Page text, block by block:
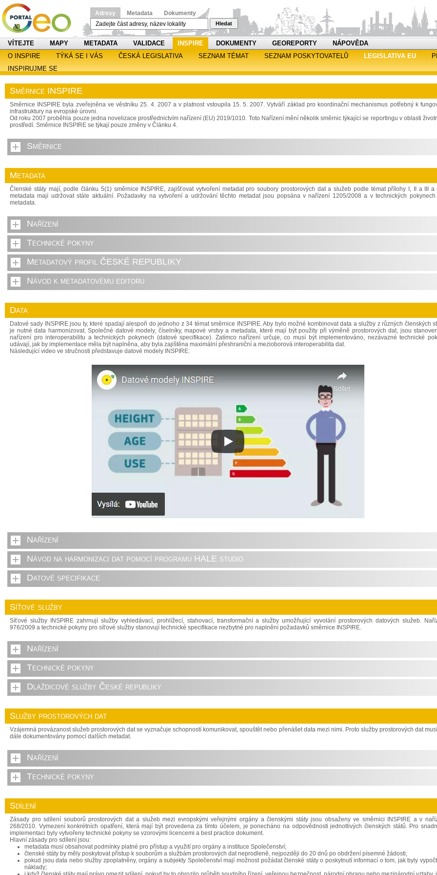
Adresy Metadata Dokumenty
Hledat
VÍTEJTE MAPY METADATA VALIDACE INSPIRE DOKUMENTY GEOREPORTY
NÁPOVĚDA
O INSPIRE
TÝKÁ SE I VÁS ČESKÁ LEGISLATIVA SEZNAM TÉMAT SEZNAM POSKYTOVATELŮ LEGISLATIVA EU
INSPIRUJME SE
Směrnice INSPIRE
Směrnice INSPIRE byla zveřejněna ve věstníku 25. 4. 2007 a v platnost vstoupila 15. 5. 2007. Vytváří základ pro koordinační mechanismus potřebný k
infrastruktury na evropské úrovni.
Od roku 2007 proběhla pouze jedna novelizace prostřednictvím nařízení (EU) 2019/1010. Toto Nařízení mění několik směrnic týkající se reportingu v oblasti
prostředí. Směrnice INSPIRE se týkají pouze změny v Článku 4.
Směrnice
Metadata
Členské státy mají, podle článku 5(1) směrnice INSPIRE, zajišťovat vytvoření metadat pro soubory prostorových dat a služeb podle témat přílohy I, II a III a
metadata mají udržovat stále aktuální. Požadavky na vytvoření a udržování těchto metadat jsou popsána v nařízení 1205/2008 a v technických
metadata.
Nařízení
Technické pokyny
Metadatový profil ČESKÉ REPUBLIKY
Návod k metadatovému editoru
Data
Datové sady INSPIRE jsou ty, které spadají alespoň do jednoho z 34 témat směrnice INSPIRE. Aby bylo možné kombinovat data a služby z různých členských
je nutné data harmonizovat. Společné datové modely, číselníky, mapové vrstvy a metadata, které mají být použity při výměně prostorových dat, jsou
nařízení pro interoperabilitu a technických pokynech (datové specifikace). Zatímco nařízení určuje, co musí být implementováno, nezávazné technické
udávají, jak by implementace měla být naplněna, aby byla zajištěna maximální přeshraniční a mezioborová interoperabilita dat.
Následující video ve stručnosti představuje datové modely INSPIRE:
Nařízení
Návod na harmonizaci dat pomocí programu HALE studio
Datové specifikace
Síťové služby
Síťové služby INSPIRE zahrnují služby vyhledávací, prohlížecí, stahovací, transformační a služby umožňující vyvolání prostorových datových služeb.
976/2009 a technické pokyny pro síťové služby stanovují technické specifikace nezbytné pro naplnění požadavků směrnice INSPIRE.
Nařízení
Technické pokyny
Dlaždicové služby České republiky
Služby prostorových dat
Vzájemná provázanost služeb prostorových dat se vyznačuje schopností komunikovat, spouštět nebo přenášet data mezi nimi. Proto služby prostorových dat
dále dokumentovány pomocí dalších metadat.
Nařízení
Technické pokyny
Sdílení
Zásady pro sdílení souborů prostorových dat a služeb mezi evropskými veřejnými orgány a členskými státy jsou obsaženy ve směrnici INSPIRE a v
268/2010. Vymezení konkrétních opatření, která mají být provedena za tímto účelem, je ponecháno na odpovědnosti jednotlivých členských států. Pro
implementaci byly vytvořeny technické pokyny se vzorovými licencemi a best practice dokument.
Hlavní zásady pro sdílení jsou:
metadata musí obsahovat podmínky platné pro přístup a využití pro orgány a instituce Společenství;
členské státy by měly poskytovat přístup k souborům a službám prostorových dat neprodleně, nejpozději do 20 dnů po obdržení písemné žádosti;
pokud jsou data nebo služby zpoplatněny, orgány a subjekty Společenství mají možnost požádat členské státy o poskytnutí informací o tom, jak byly
náklady;